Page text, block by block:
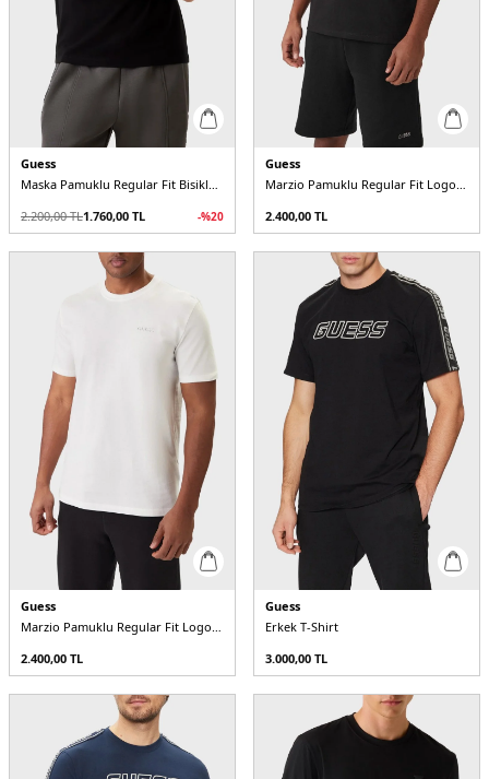
Guess
Maska Pamuklu Regular Fit Bisiklet Yaka Z6RI15I3Z14 Erkek T Shirt
2.200,00TL1.760,00 TL -%20
Guess
Marzio Pamuklu Regular Fit Logolu Bisiklet Yaka Z6RI17I3Z14 Erkek T Shirt
2.400,00 TL
Guess
Marzio Pamuklu Regular Fit Logolu Bisiklet Yaka Z6RI17I3Z14 Erkek T Shirt
2.400,00 TL
Guess
Erkek T-Shirt
3.000,00 TL